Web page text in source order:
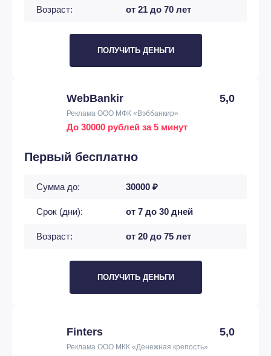
Возраст: от 21 до 70 лет
ПОЛУЧИТЬ ДЕНЬГИ
WebBankir 5,0
Реклама ООО МФК «Вэббанкир»
До 30000 рублей за 5 минут
Первый бесплатно
Сумма до: 30000 ₽
Срок (дни): от 7 до 30 дней
Возраст: от 20 до 75 лет
ПОЛУЧИТЬ ДЕНЬГИ
Finters 5,0
Реклама ООО МКК «Денежная крепость»